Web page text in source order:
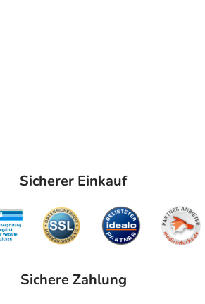
Sicherer Einkauf
Sichere Zahlung